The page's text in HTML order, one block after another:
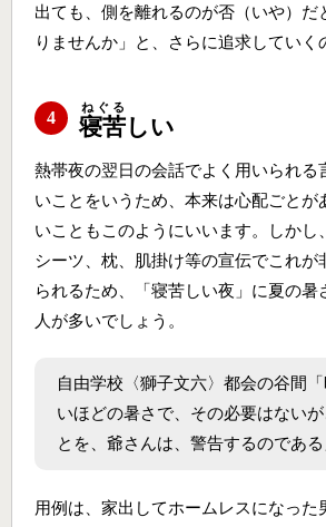
出ても、側を離れるのが否（いや）だ
りませんか」と、さらに追求していく
4 寝苦
ねぐる
しい
熱帯夜の翌日の会話でよく用いられる
いことをいうため、本来は心配ごとが
いこともこのようにいいます。しかし
シーツ、枕、肌掛け等の宣伝でこれが
られるため、「寝苦しい夜」に夏の暑
人が多いでしょう。
自由学校〈獅子文六〉都会の谷間
いほどの暑さで、その必要はない
とを、爺さんは、警告するのである
用例は、家出してホームレスになった